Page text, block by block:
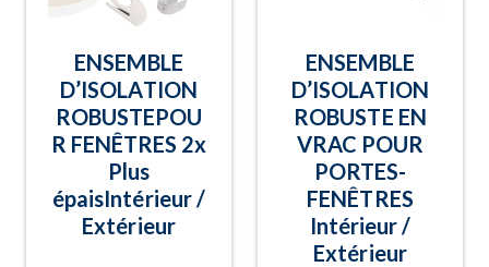
ENSEMBLE
D’ISOLATION
ROBUSTEPOU
R FENÊTRES 2x
Plus
épaisIntérieur /
Extérieur
ENSEMBLE
D’ISOLATION
ROBUSTE EN
VRAC POUR
PORTES-
FENÊTRES
Intérieur /
Extérieur